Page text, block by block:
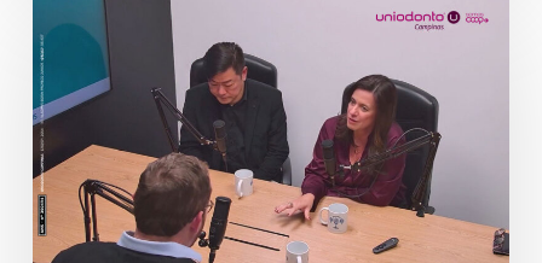
Uniodonto
Campinas
destaca
modelo
de
Saúde
Baseada
em